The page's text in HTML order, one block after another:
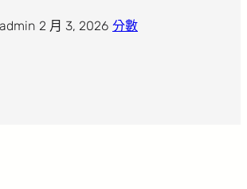
admin 2 月 3, 2026 分數